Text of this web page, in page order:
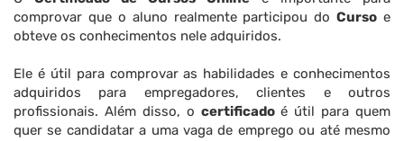
comprovar que o aluno realmente participou doCurso e
obteve os conhecimentos nele adquiridos.
Ele é útil para comprovar as habilidades e conhecimentos
adquiridos para empregadores, clientes e outros
profissionais. Além disso, o certificadoé útil para quem
quer se candidatar a uma vaga de emprego ou até mesmo